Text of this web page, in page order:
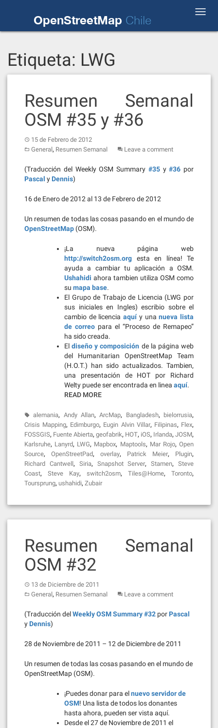
OpenStreetMap Chile
Etiqueta: LWG
Resumen Semanal
OSM #35 y #36
15 de Febrero de 2012
General, Resumen Semanal Leave a comment
(Traducción del Weekly OSM Summary #35y#36 por
Pascal y Dennis)
16 de Enero de 2012 al 13 de Febrero de 2012
Un resumen de todas las cosas pasando en el mundo de
OpenStreetMap (OSM).
¡La nueva página web
http://switch2osm.org esta en línea! Te
ayuda a cambiar tu aplicación a OSM.
Ushahidi ahora tambien utiliza OSM como
su mapa base.
El Grupo de Trabajo de Licencia (LWG por
sus iniciales en Ingles) escribio sobre el
cambio de licenciaaquíy unanueva lista
de correo para el “Proceso de Remapeo”
ha sido creada.
Eldiseño y composición de la página web
del Humanitarian OpenStreetMap Team
(H.O.T.) han sido actualizados. Tambien,
una presentación de HOT por Richard
Welty puede ser encontrada en linea aquí.
READ MORE
alemania, Andy Allan,ArcMap, Bangladesh, bielorrusia,
Crisis Mapping, Edimburgo, Eugin Alvin Villar, Filipinas, Flex,
FOSSGIS, Fuente Abierta, geofabrik, HOT, iOS, Irlanda, JOSM,
Karlsruhe, Lanyrd, LWG, Mapbox, Maptools, Mar Rojo,Open
Source, OpenStreetPad, overlay, Patrick Meier, Plugin,
Richard Cantwell, Siria, Snapshot Server,Stamen,Steve
Coast, Steve Kay, switch2osm, Tiles@Home, Toronto,
Toursprung, ushahidi, Zubair
Resumen Semanal
OSM #32
13 de Diciembre de 2011
General, Resumen Semanal Leave a comment
(Traducción delWeekly OSM Summary #32 por Pascal
y Dennis)
28 de Noviembre de 2011 – 12 de Diciembre de 2011
Un resumen de todas las cosas pasando en el mundo de
OpenStreetMap (OSM).
¡Puedes donar para elnuevo servidor de
OSM! Una lista de todos los donantes
hasta ahora, pueden ser vista aquí.
Desde el 27 de Noviembre de 2011 el